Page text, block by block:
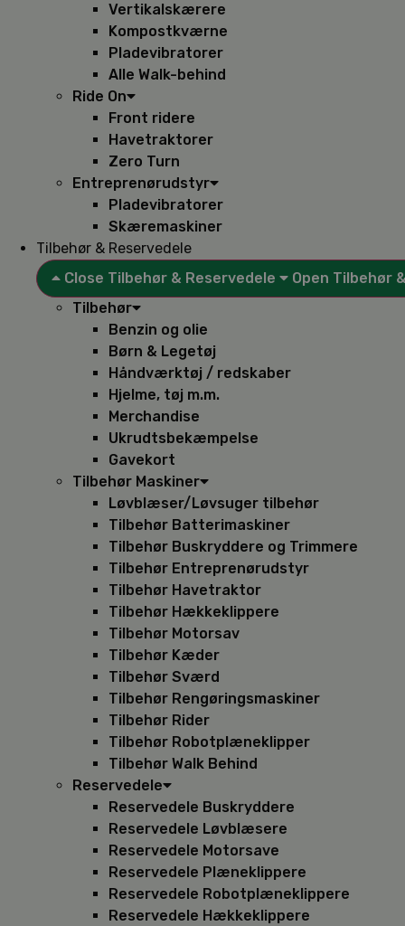
Vertikalskærere
Kompostkværne
Pladevibratorer
Alle Walk-behind
Ride On
Front ridere
Havetraktorer
Zero Turn
Entreprenørudstyr
Pladevibratorer
Skæremaskiner
Tilbehør & Reservedele
Close Tilbehør & Reservedele
Open Tilbehør
Tilbehør
Benzin og olie
Børn & Legetøj
Håndværktøj / redskaber
Hjelme, tøj m.m.
Merchandise
Ukrudtsbekæmpelse
Gavekort
Tilbehør Maskiner
Løvblæser/Løvsuger tilbehør
Tilbehør Batterimaskiner
Tilbehør Buskryddere og Trimmere
Tilbehør Entreprenørudstyr
Tilbehør Havetraktor
Tilbehør Hækkeklippere
Tilbehør Motorsav
Tilbehør Kæder
Tilbehør Sværd
Tilbehør Rengøringsmaskiner
Tilbehør Rider
Tilbehør Robotplæneklipper
Tilbehør Walk Behind
Reservedele
Reservedele Buskryddere
Reservedele Løvblæsere
Reservedele Motorsave
Reservedele Plæneklippere
Reservedele Robotplæneklippere
Reservedele Hækkeklippere